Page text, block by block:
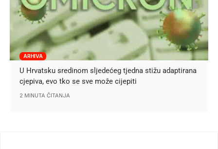
ARHIVA
U Hrvatsku sredinom sljedećeg tjedna stižu adaptirana
cjepiva, evo tko se sve može cijepiti
2 MINUTA ČITANJA